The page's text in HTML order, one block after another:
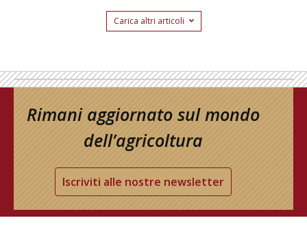
Carica altri articoli
Rimani aggiornato sul mondo
dell’agricoltura
Iscriviti alle nostre newsletter